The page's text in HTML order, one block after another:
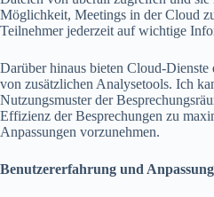
Möglichkeit, Meetings in der Cloud
Teilnehmer jederzeit auf wichtige
Darüber hinaus bieten Cloud-
von zusätzlichen Analysetools. Ich
Nutzungsmuster der
Effizienz der Besprechungen zu
Anpassungen vorzunehmen.
Benutzererfahrung und Anpassung